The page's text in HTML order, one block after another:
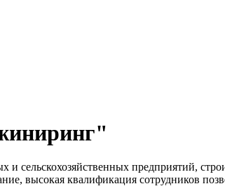
сельскохозяйственных предприятий,
высокая квалификация сотрудников